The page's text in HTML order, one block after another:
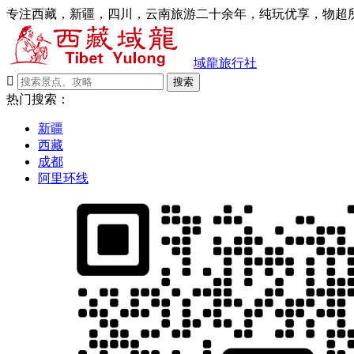
专注西藏，新疆，四川，云南旅游二十余年，纯玩优享，物超
域龍旅行社

搜索
热门搜索：
新疆
西藏
成都
阿里环线